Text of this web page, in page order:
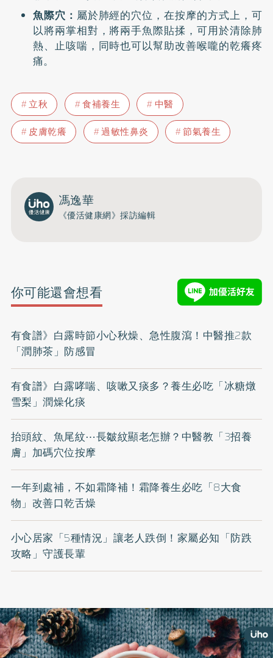
魚際穴： 屬於肺經的穴位，在按摩的方式上，可
以將兩掌相對，將兩手魚際貼揉，可用於清除肺
熱、止咳喘，同時也可以幫助改善喉嚨的乾癢疼
痛。
立秋 食補養生
中醫
皮膚乾癢
過敏性鼻炎 節氣養生
馮逸華
《優活健康網》採訪編輯
你可能還會想看
有食譜》白露時節小心秋燥、急性腹瀉！中醫推2款
「潤肺茶」防感冒
有食譜》白露哮喘、咳嗽又痰多？養生必吃「冰糖燉
雪梨」潤燥化痰
抬頭紋、魚尾紋⋯長皺紋顯老怎辦？中醫教「3招養
膚」加碼穴位按摩
一年到處補，不如霜降補！霜降養生必吃「8大食
物」改善口乾舌燥
小心居家「5種情況」讓老人跌倒！家屬必知「防跌
攻略」守護長輩